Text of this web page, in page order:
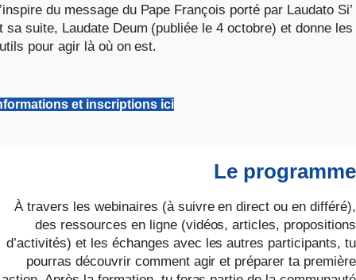
du message du Pape François porté par Laudato Si’
sa suite, Laudate Deum (publiée le 4 octobre) et donne les
pour agir là où on est.
et inscriptions ici
Le programme
À travers les webinaires (à suivre en direct ou en différé),
des ressources en ligne (vidéos, articles, propositions
d’activités) et les échanges avec les autres participants, tu
pourras découvrir comment agir et préparer ta première